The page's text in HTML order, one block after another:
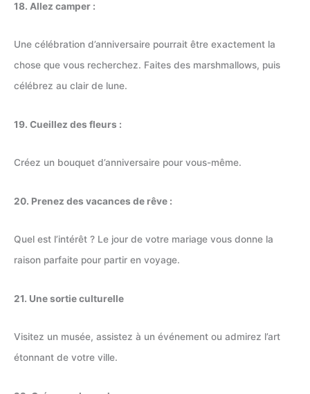
18. Allez camper :
Une célébration d’anniversaire pourrait être exactement la
chose que vous recherchez. Faites des marshmallows, puis
célébrez au clair de lune.
19. Cueillez des fleurs :
Créez un bouquet d’anniversaire pour vous-même.
20. Prenez des vacances de rêve :
Quel est l’intérêt ? Le jour de votre mariage vous donne la
raison parfaite pour partir en voyage.
21. Une sortie culturelle
Visitez un musée, assistez à un événement ou admirez l’art
étonnant de votre ville.